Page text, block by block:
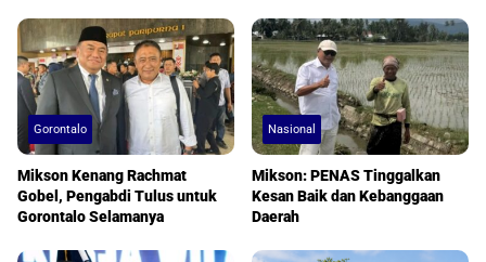
Gorontalo
Mikson Kenang Rachmat
Gobel, Pengabdi Tulus untuk
Gorontalo Selamanya
Nasional
Mikson: PENAS Tinggalkan
Kesan Baik dan Kebanggaan
Daerah